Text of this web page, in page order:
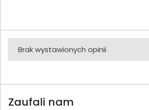
Brak wystawionych opinii
Zaufali nam